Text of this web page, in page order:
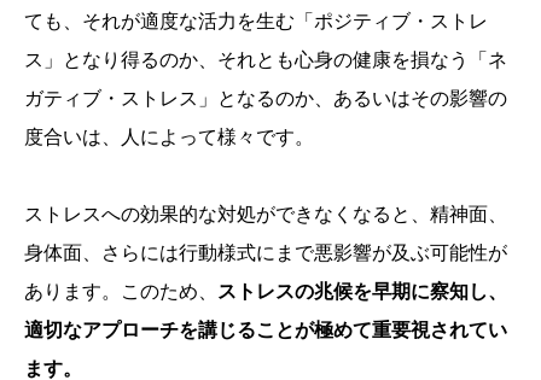
ても、それが適度な活力を生む「ポジティブ・ストレ
ス」となり得るのか、それとも心身の健康を損なう「ネ
ガティブ・ストレス」となるのか、あるいはその影響の
度合いは、人によって様々です。
ストレスへの効果的な対処ができなくなると、精神面、
身体面、さらには行動様式にまで悪影響が及ぶ可能性が
あります。このため、
ストレスの兆候を早期に察知し、
適切なアプローチを講じることが極めて重要視されてい
ます。